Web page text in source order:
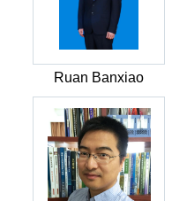
Ruan Banxiao